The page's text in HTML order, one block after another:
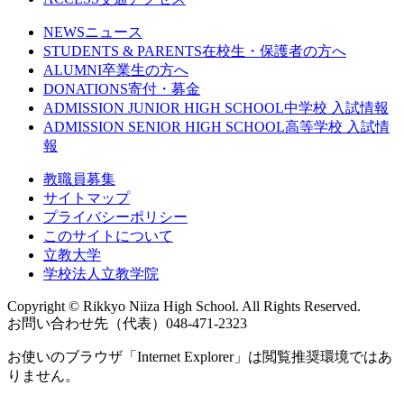
NEWSニュース
STUDENTS & PARENTS在校生・保護者の方へ
ALUMNI卒業生の方へ
DONATIONS寄付・募金
ADMISSION JUNIOR HIGH SCHOOL中学校 入試情報
ADMISSION SENIOR HIGH SCHOOL高等学校 入試情
報
教職員募集
サイトマップ
プライバシーポリシー
このサイトについて
立教大学
学校法人立教学院
Copyright © Rikkyo Niiza High School. All Rights Reserved.
お問い合わせ先（代表）048-471-2323
お使いのブラウザ「Internet Explorer」は閲覧推奨環境ではあ
りません。